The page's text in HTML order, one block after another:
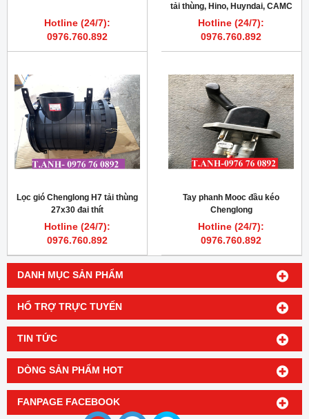
DANH MỤC SẢN PHẨM
HỔ TRỢ TRỰC TUYẾN
TIN TỨC
DÒNG SẢN PHẨM HOT
FANPAGE FACEBOOK
Hotline (24/7):
0976.760.892
tải thùng, Hino, Huyndai, CAMC
Hotline (24/7):
0976.760.892
Lọc gió Chenglong H7 tải thùng
27x30 đai thít
Hotline (24/7):
0976.760.892
Tay phanh Mooc đầu kéo
Chenglong
Hotline (24/7):
0976.760.892